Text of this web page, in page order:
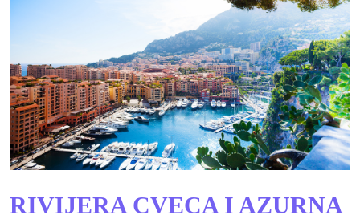
RIVIJERA CVECA I AZURNA